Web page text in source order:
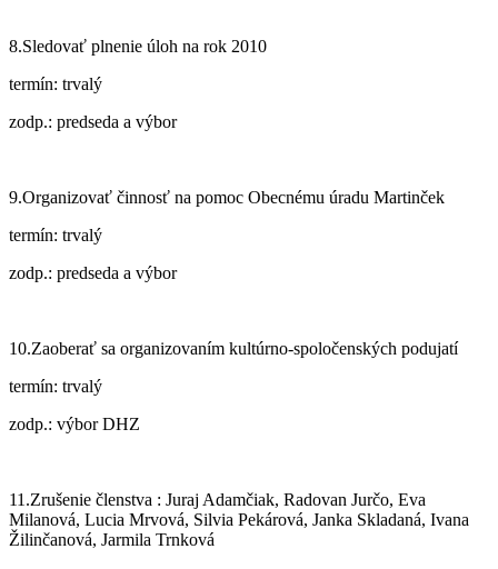
8.Sledovať plnenie úloh na rok 2010
termín: trvalý
zodp.: predseda a výbor
9.Organizovať činnosť na pomoc Obecnému úradu Martinček
termín: trvalý
zodp.: predseda a výbor
10.Zaoberať sa organizovaním kultúrno-spoločenských podujatí
termín: trvalý
zodp.: výbor DHZ
11.Zrušenie členstva : Juraj Adamčiak, Radovan Jurčo, Eva
Milanová, Lucia Mrvová, Silvia Pekárová, Janka Skladaná, Ivana
Žilinčanová, Jarmila Trnková